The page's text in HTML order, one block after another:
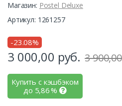
Магазин: Postel Deluxe
Артикул: 1261257
-23.08%
3 000,00 руб. 3
Купить с кэшбэком
до 5,86%